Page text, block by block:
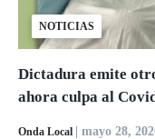
NOTICIAS
Dictadura emite
ahora culpa al
Onda Local | mayo 28,